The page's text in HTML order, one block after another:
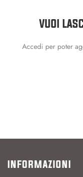
VUOI
Accedi per poter
INFORMAZIONI